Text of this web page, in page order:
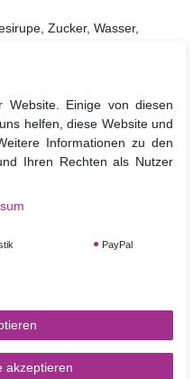
Zucker, Wasser,
Konservierungsstoff:
von Robert Haynes
Website. Einige von diesen
helfen, diese Website und
Informationen zu den
Ihren Rechten als Nutzer
PayPal
akzeptieren